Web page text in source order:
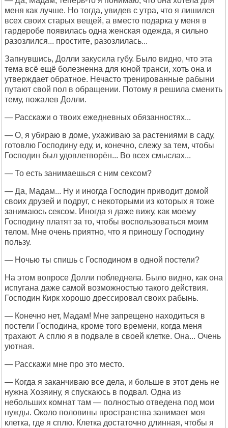
меня как лучше. Но тогда, увидев с утра, что я лишился
всех своих старых вещей, а вместо подарка у меня в
гардеробе появилась одна женская одежда, я сильно
разозлился... простите, разозлилась...
Запнувшись, Долли закусила губу. Было видно, что эта
тема всё ещё болезненна для юной транси, хоть она и
утверждает обратное. Нечасто тренированные рабыни
путают свой пол в обращении. Потому я решила сменить
тему, пожалев Долли.
— Расскажи о твоих ежедневных обязанностях...
— О, я убираю в доме, ухаживаю за растениями в саду,
готовлю Господину еду, и, конечно, слежу за тем, чтобы
Господин был удовлетворён... Во всех смыслах...
— То есть занимаешься с ним сексом?
— Да, Мадам... Ну и иногда Господин приводит домой
своих друзей и подруг, с некоторыми из которых я тоже
занимаюсь сексом. Иногда я даже вижу, как моему
Господину платят за то, чтобы воспользоваться моим
телом. Мне очень приятно, что я приношу Господину
пользу.
— Ночью ты спишь с Господином в одной постели?
На этом вопросе Долли побледнела. Было видно, как она
испугана даже самой возможностью такого действия.
Господин Кирк хорошо дрессировал своих рабынь.
— Конечно нет, Мадам! Мне запрещено находиться в
постели Господина, кроме того времени, когда меня
трахают. А сплю я в подвале в своей клетке. Она... Очень
уютная.
— Расскажи мне про это место.
— Когда я заканчиваю все дела, и больше в этот день не
нужна Хозяину, я спускаюсь в подвал. Одна из
небольших комнат там — полностью отведена под мои
нужды. Около половины пространства занимает моя
клетка, где я сплю. Клетка достаточно длинная, чтобы я